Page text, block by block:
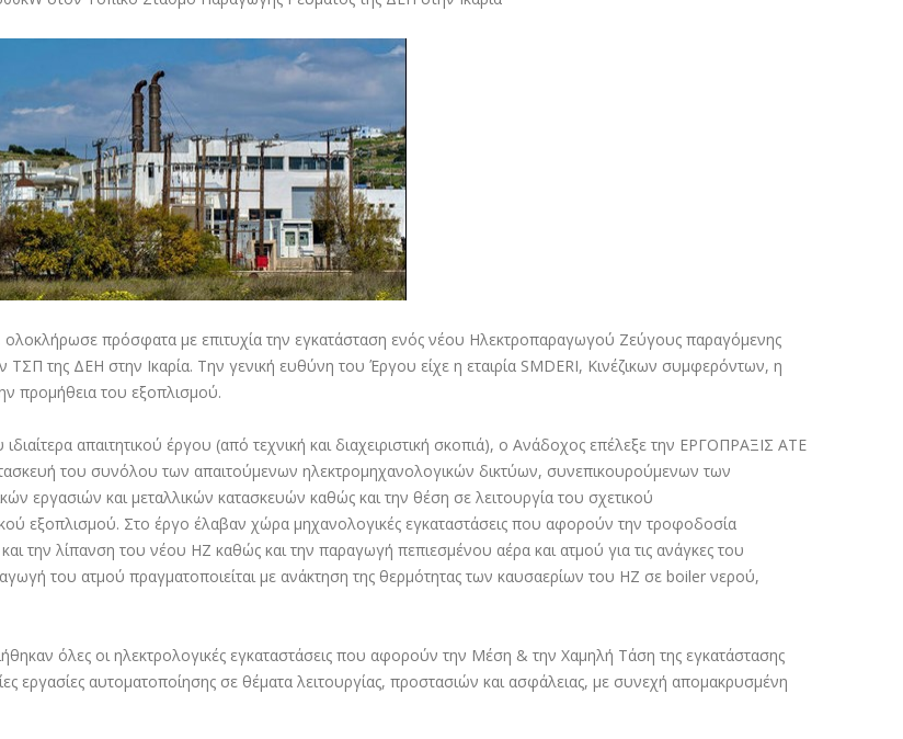
ολοκλήρωσε πρόσφατα με επιτυχία την εγκατάσταση ενός νέου Ηλεκτροπαραγωγού Ζεύγους παραγόμενης
ΤΣΠ της ΔΕΗ στην Ικαρία. Την γενική ευθύνη του Έργου είχε η εταιρία SMDERI, Κινέζικων συμφερόντων, η
προμήθεια του εξοπλισμού.
ιδιαίτερα απαιτητικού έργου (από τεχνική και διαχειριστική σκοπιά), ο Ανάδοχος επέλεξε την ΕΡΓΟΠΡΑΞΙΣ ΑΤΕ
του συνόλου των απαιτούμενων ηλεκτρομηχανολογικών δικτύων, συνεπικουρούμενων των
εργασιών και μεταλλικών κατασκευών καθώς και την θέση σε λειτουργία του σχετικού
εξοπλισμού. Στο έργο έλαβαν χώρα μηχανολογικές εγκαταστάσεις που αφορούν την τροφοδοσία
την λίπανση του νέου ΗΖ καθώς και την παραγωγή πεπιεσμένου αέρα και ατμού για τις ανάγκες του
του ατμού πραγματοποιείται με ανάκτηση της θερμότητας των καυσαερίων του ΗΖ σε boiler νερού,
όλες οι ηλεκτρολογικές εγκαταστάσεις που αφορούν την Μέση & την Χαμηλή Τάση της εγκατάστασης
εργασίες αυτοματοποίησης σε θέματα λειτουργίας, προστασιών και ασφάλειας, με συνεχή απομακρυσμένη